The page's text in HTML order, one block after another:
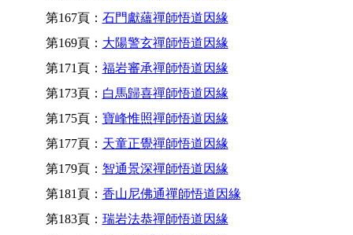
第167頁： 石門獻蘊禪師悟道因緣
第169頁： 大陽警玄禪師悟道因緣
第171頁： 福岩審承禪師悟道因緣
第173頁： 白馬歸喜禪師悟道因緣
第175頁： 寶峰惟照禪師悟道因緣
第177頁： 天童正覺禪師悟道因緣
第179頁： 智通景深禪師悟道因緣
第181頁： 香山尼佛通禪師悟道因緣
第183頁： 瑞岩法恭禪師悟道因緣